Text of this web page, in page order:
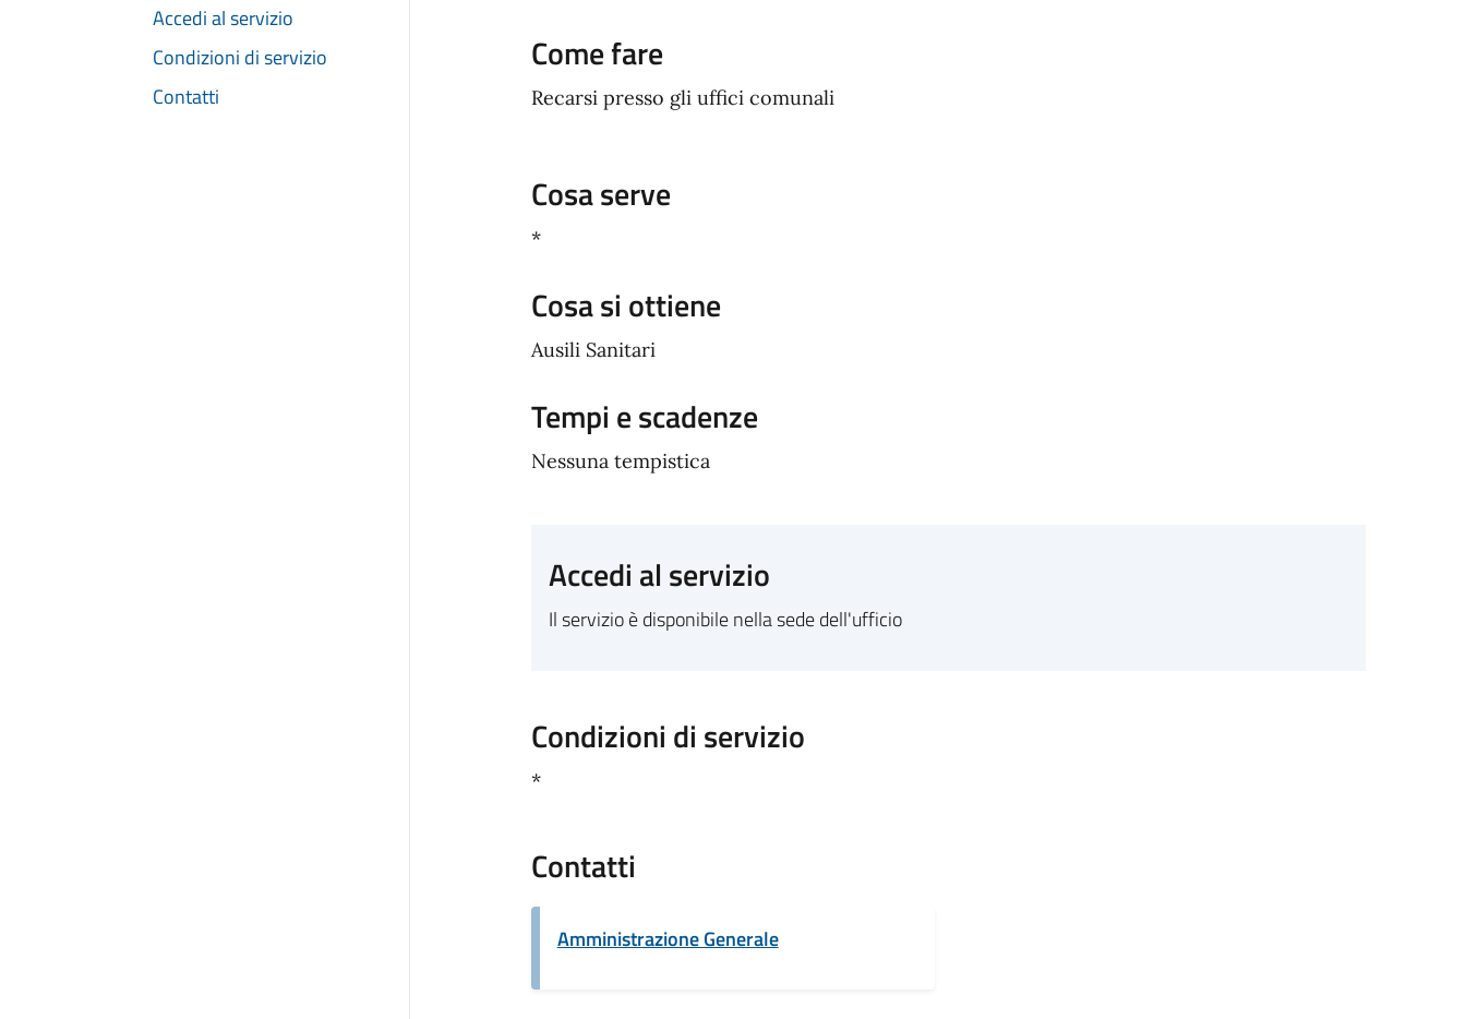
Accedi al servizio
Condizioni di servizio
Contatti
Come fare
Recarsi presso gli uffici comunali
Cosa serve
*
Cosa si ottiene
Ausili Sanitari
Tempi e scadenze
Nessuna tempistica
Accedi al servizio
Il servizio è disponibile nella sede dell'ufficio
Condizioni di servizio
*
Contatti
Amministrazione Generale